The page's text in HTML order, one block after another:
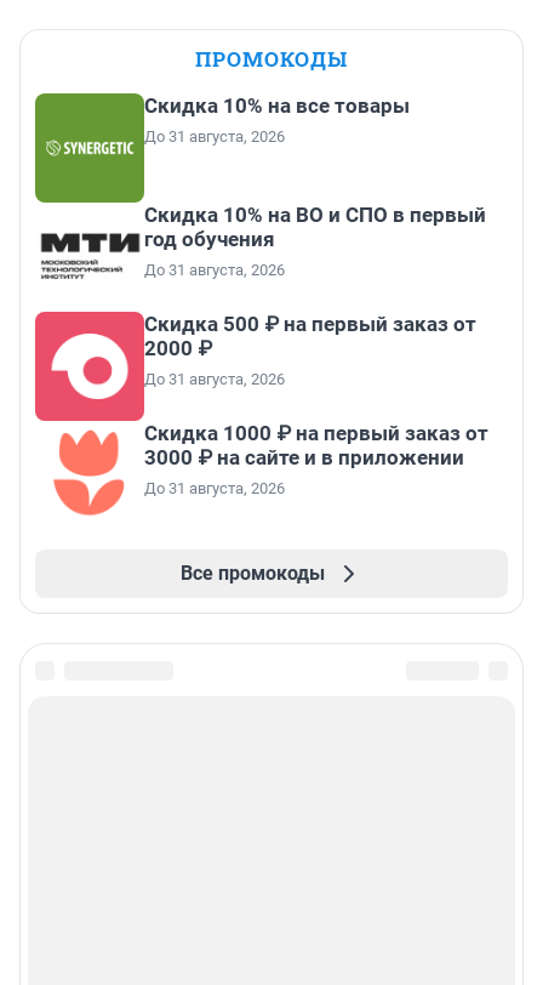
ПРОМОКОДЫ
Скидка 10% на все товары
До 31 августа, 2026
Скидка 10% на ВО и СПО в первый
год обучения
До 31 августа, 2026
Скидка 500 ₽ на первый заказ от
2000 ₽
До 31 августа, 2026
Скидка 1000 ₽ на первый заказ от
3000 ₽ на сайте и в приложении
До 31 августа, 2026
Все промокоды